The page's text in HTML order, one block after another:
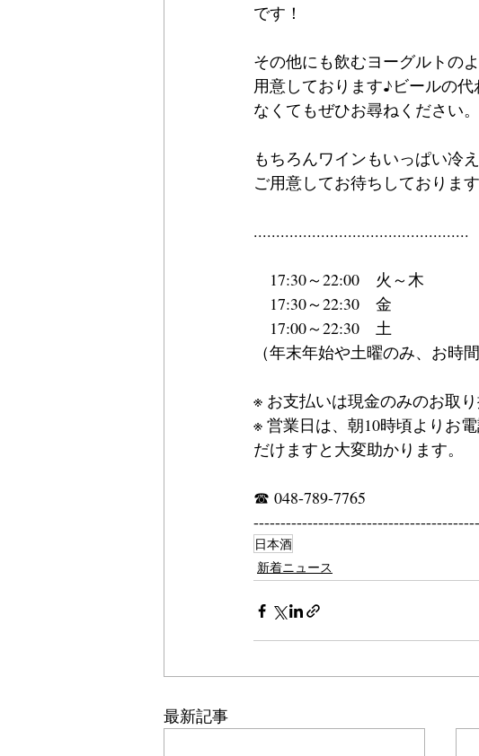
です！
その他にも飲むヨーグルトの
用意しております♪ビールの
なくてもぜひお尋ねください。
もちろんワインもいっぱい冷
ご用意してお待ちしております
................................................
17:30～22:00　火～木
17:30～22:30　金
17:00～22:30　土
（年末年始や土曜のみ、お時
※ お支払いは現金のみのお取り
※ 営業日は、朝10時頃よりお
だけますと大変助かります。
☎ 048-789-7765
日本酒
新着ニュース
最新記事